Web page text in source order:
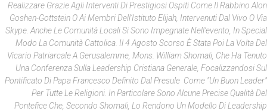
Realizzare Grazie Agli Interventi Di Prestigiosi Ospiti Come Il Rabbino Alon
Goshen-Gottstein O Ai Membri Dell’Istituto Elijah, Intervenuti Dal Vivo O Via
Skype. Anche Le Comunità Locali Si Sono Impegnate Nell’evento, In Special
Modo La Comunità Cattolica. Il 4 Agosto Scorso È Stata Poi La Volta Del
Vicario Patriarcale A Gerusalemme, Mons. William Shomali, Che Ha Tenuto
Una Conferenza Sulla Leadership Cristiana Generale, Focalizzandosi Sul
Pontificato Di Papa Francesco Definito Dal Presule Come "un Buon Leader"
Per Tutte Le Religioni. In Particolare Sono Alcune Precise Qualità Del
Pontefice Che, Secondo Shomali, Lo Rendono Un Modello Di Leadership